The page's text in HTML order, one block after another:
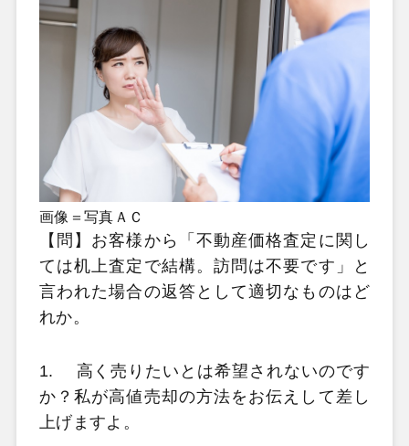
画像＝写真ＡＣ
【問】お客様から「不動産価格査定に関し
ては机上査定で結構。訪問は不要です」と
言われた場合の返答として適切なものはど
れか。
1.
高く売りたいとは希望されないのです
か？私が高値売却の方法をお伝えして差し
上げますよ。